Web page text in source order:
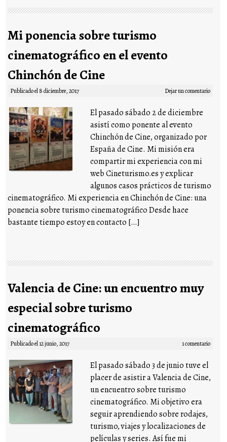
Mi ponencia sobre turismo
cinematográfico en el evento
Chinchón de Cine
Publicado el8 diciembre, 2017 Dejar un comentario
El pasado sábado 2 de diciembre
asistí como ponente al evento
Chinchón de Cine, organizado por
España de Cine. Mi misión era
compartir mi experiencia con mi
web Cineturismo.es y explicar
algunos casos prácticos de turismo
cinematográfico. Mi experiencia en Chinchón de Cine: una
ponencia sobre turismo cinematográfico Desde hace
bastante tiempo estoy en contacto […]
Valencia de Cine: un encuentro muy
especial sobre turismo
cinematográfico
Publicado el12 junio, 2017 1 comentario
El pasado sábado 3 de junio tuve el
placer de asistir a Valencia de Cine,
un encuentro sobre turismo
cinematográfico. Mi objetivo era
seguir aprendiendo sobre rodajes,
turismo, viajes y localizaciones de
películas y series. Así fue mi